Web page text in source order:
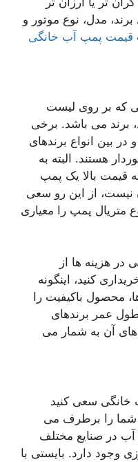
مدل، نوع موتور و
قیمت پمپ آب خانگی
که بر روی لیست
برند می باشد. برخی
بین انواع برندهای
هستند. البته به
قیمت بالا یک پمپ
نیست، از این رو سعی
متریال پمپ را معیاری
هزینه ها از
کنید، اینگونه
محصول باکیفیت را
عمر برندهای
های آن به شمار می
خانگی سعی کنید
شما را برطرف می
آب در صنایع مختلف
وجود دارد. بایستی با